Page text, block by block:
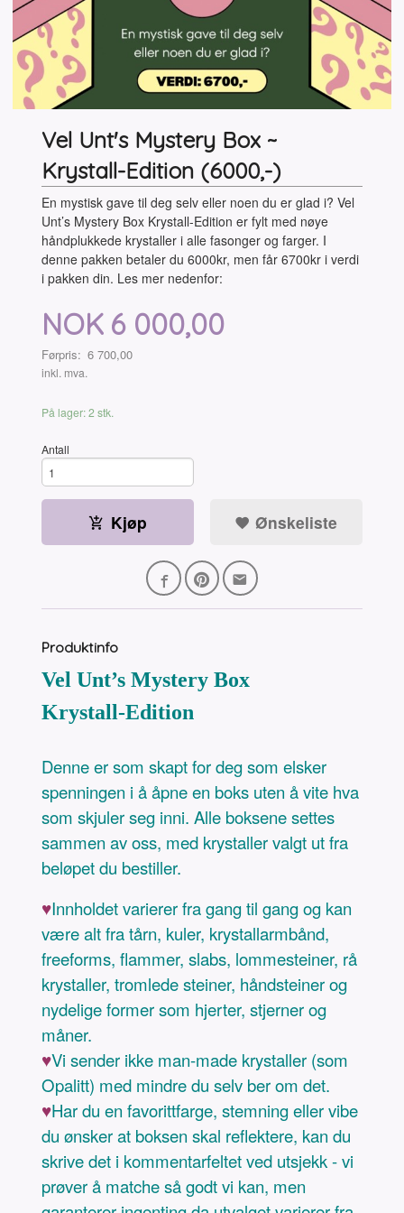
Vel Unt's Mystery Box ~
Krystall-Edition (6000,-)
En mystisk gave til deg selv eller noen du er glad i? Vel
Unt’s Mystery Box Krystall-Edition er fylt med nøye
håndplukkede krystaller i alle fasonger og farger. I
denne pakken betaler du 6000kr, men får 6700kr i verdi
i pakken din. Les mer nedenfor:
Tilbud
NOK 6 000,00
Førpris: 6 700,00
Rabatt
inkl. mva.
På lager: 2 stk.
Antall
Kjøp Ønskeliste
Produktinfo
Vel Unt’s Mystery Box
Krystall-Edition
Denne er som skapt for deg som elsker
spenningen i å åpne en boks uten å vite hva
som skjuler seg inni. Alle boksene settes
sammen av oss, med krystaller valgt ut fra
beløpet du bestiller.
♥Innholdet varierer fra gang til gang og kan
være alt fra tårn, kuler, krystallarmbånd,
freeforms, flammer, slabs, lommesteiner, rå
krystaller, tromlede steiner, håndsteiner og
nydelige former som hjerter, stjerner og
måner.
♥Vi sender ikke man-made krystaller (som
Opalitt) med mindre du selv ber om det.
♥Har du en favorittfarge, stemning eller vibe
du ønsker at boksen skal reflektere, kan du
skrive det i kommentarfeltet ved utsjekk - vi
prøver å matche så godt vi kan, men